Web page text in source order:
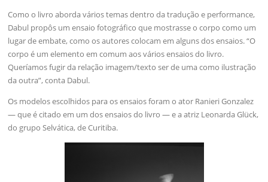
Como o livro aborda vários temas dentro da tradução e performance,
Dabul propôs um ensaio fotográfico que mostrasse o corpo como um
lugar de embate, como os autores colocam em alguns dos ensaios. “O
corpo é um elemento em comum aos vários ensaios do livro.
Queríamos fugir da relação imagem/texto ser de uma como ilustração
da outra”, conta Dabul.
Os modelos escolhidos para os ensaios foram o ator Ranieri Gonzalez
— que é citado em um dos ensaios do livro — e a atriz Leonarda Glück,
do grupo Selvática, de Curitiba.